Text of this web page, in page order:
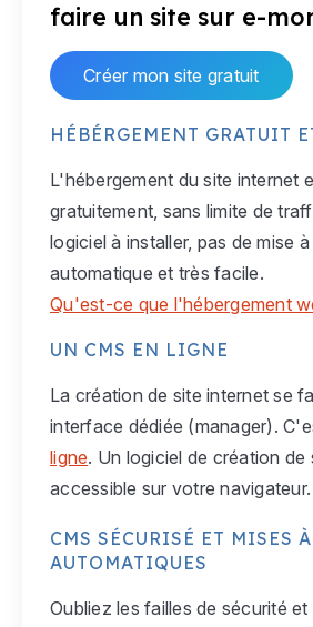
faire un site sur e-
Créer mon site gratuit
HÉBÉRGEMENT GRATUIT
L'hébergement du site internet
gratuitement, sans limite de
logiciel à installer, pas de mise
automatique et très facile.
Qu'est-ce que l'hébergement
UN CMS EN LIGNE
La création de site internet se
interface dédiée (manager).
ligne. Un logiciel de création de
accessible sur votre navigateur.
CMS SÉCURISÉ ET MISES
AUTOMATIQUES
Oubliez les failles de sécurité